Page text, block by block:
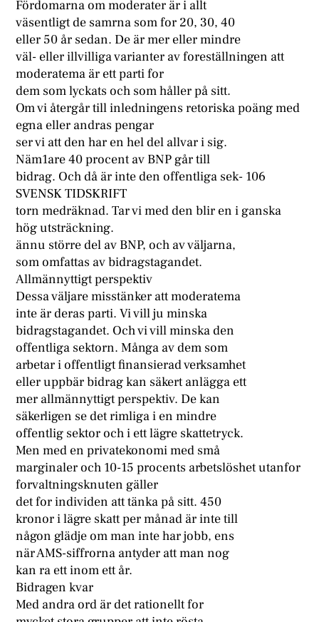
Fördomarna om moderater är i allt
väsentligt de samrna som for 20, 30, 40
eller 50 år sedan. De är mer eller mindre
väl- eller illvilliga varianter av foreställningen att
moderatema är ett parti for
dem som lyckats och som håller på sitt.
Om vi återgår till inledningens retoriska poäng med
egna eller andras pengar
ser vi att den har en hel del allvar i sig.
Näm1are 40 procent av BNP går till
bidrag. Och då är inte den offentliga sek- 106
SVENSK TIDSKRIFT
torn medräknad. Tar vi med den blir en i ganska
hög utsträckning.
ännu större del av BNP, och av väljarna,
som omfattas av bidragstagandet.
Allmännyttigt perspektiv
Dessa väljare misstänker att moderatema
inte är deras parti. Vi vill ju minska
bidragstagandet. Och vi vill minska den
offentliga sektorn. Många av dem som
arbetar i offentligt finansierad verksamhet
eller uppbär bidrag kan säkert anlägga ett
mer allmännyttigt perspektiv. De kan
säkerligen se det rimliga i en mindre
offentlig sektor och i ett lägre skattetryck.
Men med en privatekonomi med små
marginaler och 10-15 procents arbetslöshet utanfor
forvaltningsknuten gäller
det for individen att tänka på sitt. 450
kronor i lägre skatt per månad är inte till
någon glädje om man inte har jobb, ens
när AMS-siffrorna antyder att man nog
kan ra ett inom ett år.
Bidragen kvar
Med andra ord är det rationellt for